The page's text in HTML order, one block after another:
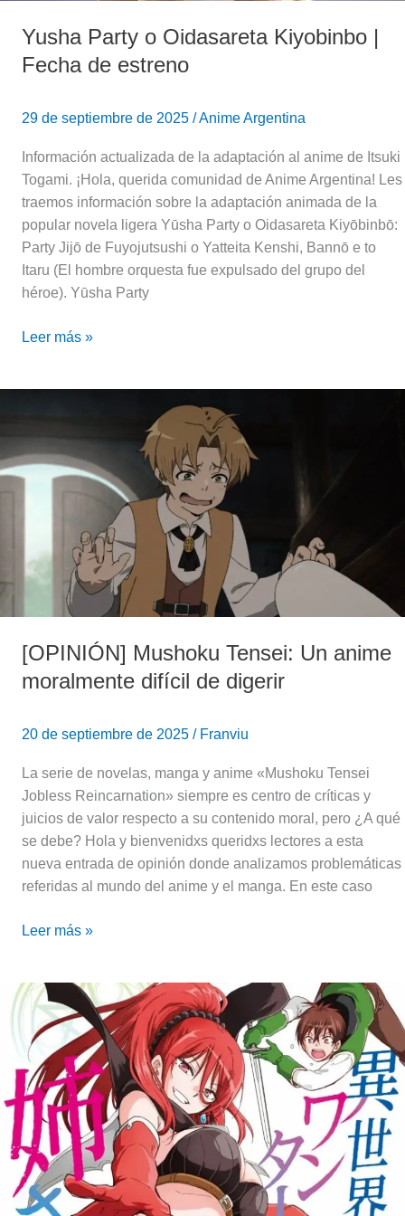
Yusha Party o Oidasareta Kiyobinbo |
Fecha de estreno
29 de septiembre de 2025 /Anime Argentina
Información actualizada de la adaptación al anime de Itsuki
Togami. ¡Hola, querida comunidad de Anime Argentina! Les
traemos información sobre la adaptación animada de la
popular novela ligera Yūsha Party o Oidasareta Kiyōbinbō:
Party Jijō de Fuyojutsushi o Yatteita Kenshi, Bannō e to
Itaru (El hombre orquesta fue expulsado del grupo del
héroe). Yūsha Party
Leer más »
[OPINIÓN] Mushoku Tensei: Un anime
moralmente difícil de digerir
20 de septiembre de 2025 / Franviu
La serie de novelas, manga y anime «Mushoku Tensei
Jobless Reincarnation» siempre es centro de críticas y
juicios de valor respecto a su contenido moral, pero ¿A qué
se debe? Hola y bienvenidxs queridxs lectores a esta
nueva entrada de opinión donde analizamos problemáticas
referidas al mundo del anime y el manga. En este caso
Un
de
digerir
Leer más »
Finalizó
manga
My
One-
Hit
Kill
Sister